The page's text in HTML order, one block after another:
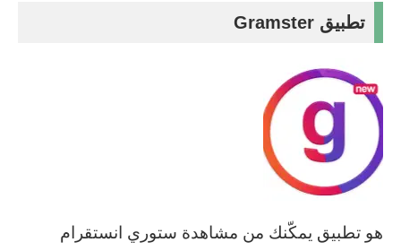
تطبيق Gramster
هو تطبيق يمكّنك من مشاهدة ستوري انستقرام